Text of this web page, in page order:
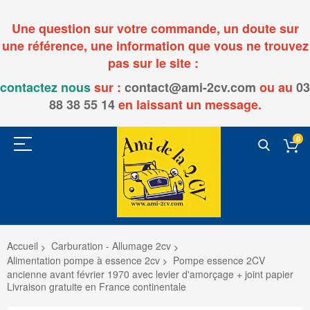
Une question sur votre commande, un doute sur
une référence, une information que vous ne trouvez
pas sur le site :
contactez noussur : contact@ami-2cv.com ou au 03
88 38 55 14en laissant un message.
0
Accueil
Carburation - Allumage 2cv
Alimentation pompe à essence 2cv
Pompe essence 2CV
ancienne avant février 1970 avec levier d'amorçage + joint papier
Livraison gratuite en France continentale